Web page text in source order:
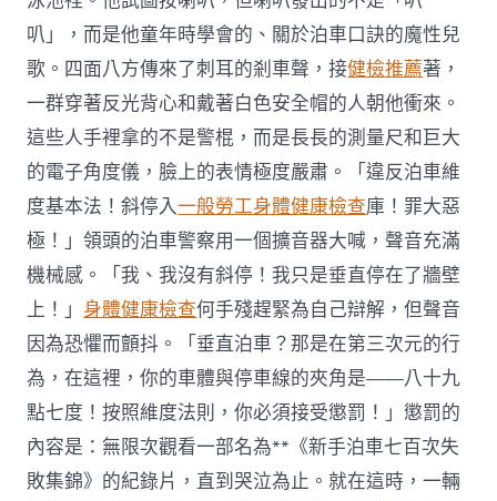
叭」，而是他童年時學會的、關於泊車口訣的魔性兒
歌。四面八方傳來了刺耳的剎車聲，接健檢推薦著，
一群穿著反光背心和戴著白色安全帽的人朝他衝來。
這些人手裡拿的不是警棍，而是長長的測量尺和巨大
的電子角度儀，臉上的表情極度嚴肅。「違反泊車維
度基本法！斜停入一般勞工身體健康檢查庫！罪大惡
極！」領頭的泊車警察用一個擴音器大喊，聲音充滿
機械感。「我、我沒有斜停！我只是垂直停在了牆壁
上！」 身體健康檢查何手殘趕緊為自己辯解，但聲音
因為恐懼而顫抖。「垂直泊車？那是在第三次元的行
為，在這裡，你的車體與停車線的夾角是——八十九
點七度！按照維度法則，你必須接受懲罰！」懲罰的
內容是：無限次觀看一部名為**《新手泊車七百次失
敗集錦》的紀錄片，直到哭泣為止。就在這時，一輛